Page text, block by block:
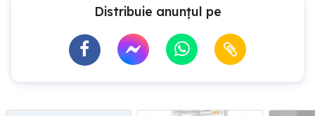
Distribuie anunțul pe